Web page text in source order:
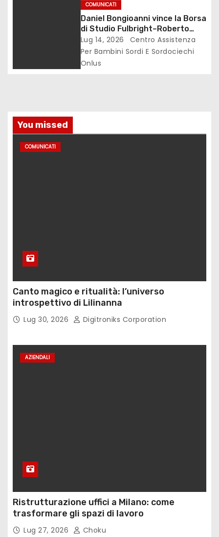
i
COMUNICATI
Daniel Bongioanni vince la Borsa
di Studio Fulbright–Roberto
Wirth 2026
Lug 14, 2026
Centro Assistenza
Per Bambini Sordi E Sordociechi
Onlus
You missed
COMUNICATI
Canto magico e ritualità: l’universo
introspettivo di Lilinanna
Lug 30, 2026 Digitroniks Corporation
AZIENDALI
Ristrutturazione uffici a Milano: come
trasformare gli spazi di lavoro
Lug 27, 2026 Choku